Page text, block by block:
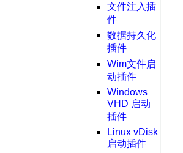
文件注入插
件
数据持久化
插件
Wim文件启
动插件
Windows
VHD 启动
插件
Linux vDisk
启动插件